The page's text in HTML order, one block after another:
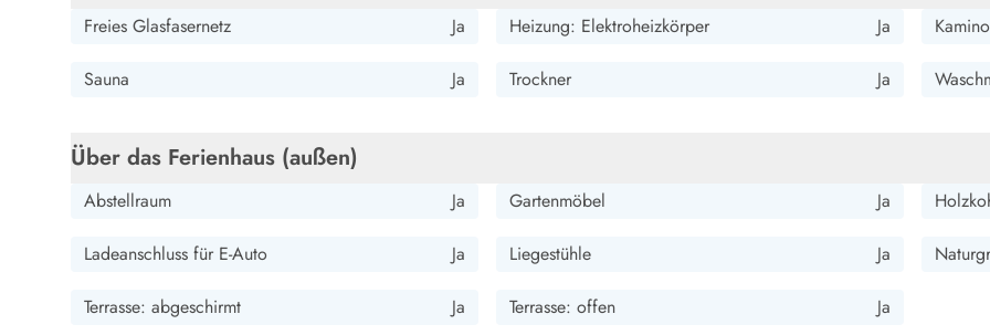
Golfen in Dänemark
Fahrradfahren in Dänemark
Wandern in Dänemark
Wasserski in Dänemark
Segeln in Dänemark
Kultur in Dänemark
Historische Museen
Sehenswürdigkeiten
Kunstmuseen
Freies Glasfasernetz Ja Heizung: Elektroheizkörper Ja
Sauna Ja Trockner Ja
Über das Ferienhaus (außen)
Abstellraum Ja Gartenmöbel Ja
Ladeanschluss für E-Auto Ja Liegestühle Ja
Terrasse: abgeschirmt Ja Terrasse: offen Ja